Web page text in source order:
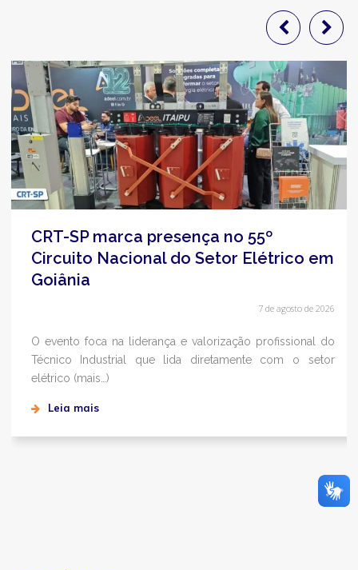
CRT-SP marca presença no 55º
Circuito Nacional do Setor Elétrico em
Goiânia
7 de agosto de 2026
O evento foca na liderança e valorização profissional do
Técnico Industrial que lida diretamente com o setor
elétrico (mais…)
Leia mais